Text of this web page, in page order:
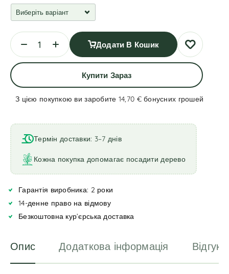
Додати В Кошик
Купити Зараз
З цією покупкою ви заробите 14,70 €бонусних грошей
l
t
e
r
n
t
i
Термін доставки: 3–7 днів
Кожна покупка допомагає посадити дерево
Гарантія виробника: 2 роки
14-денне право на відмову
Безкоштовна кур’єрська доставка
Опис Додаткова інформація